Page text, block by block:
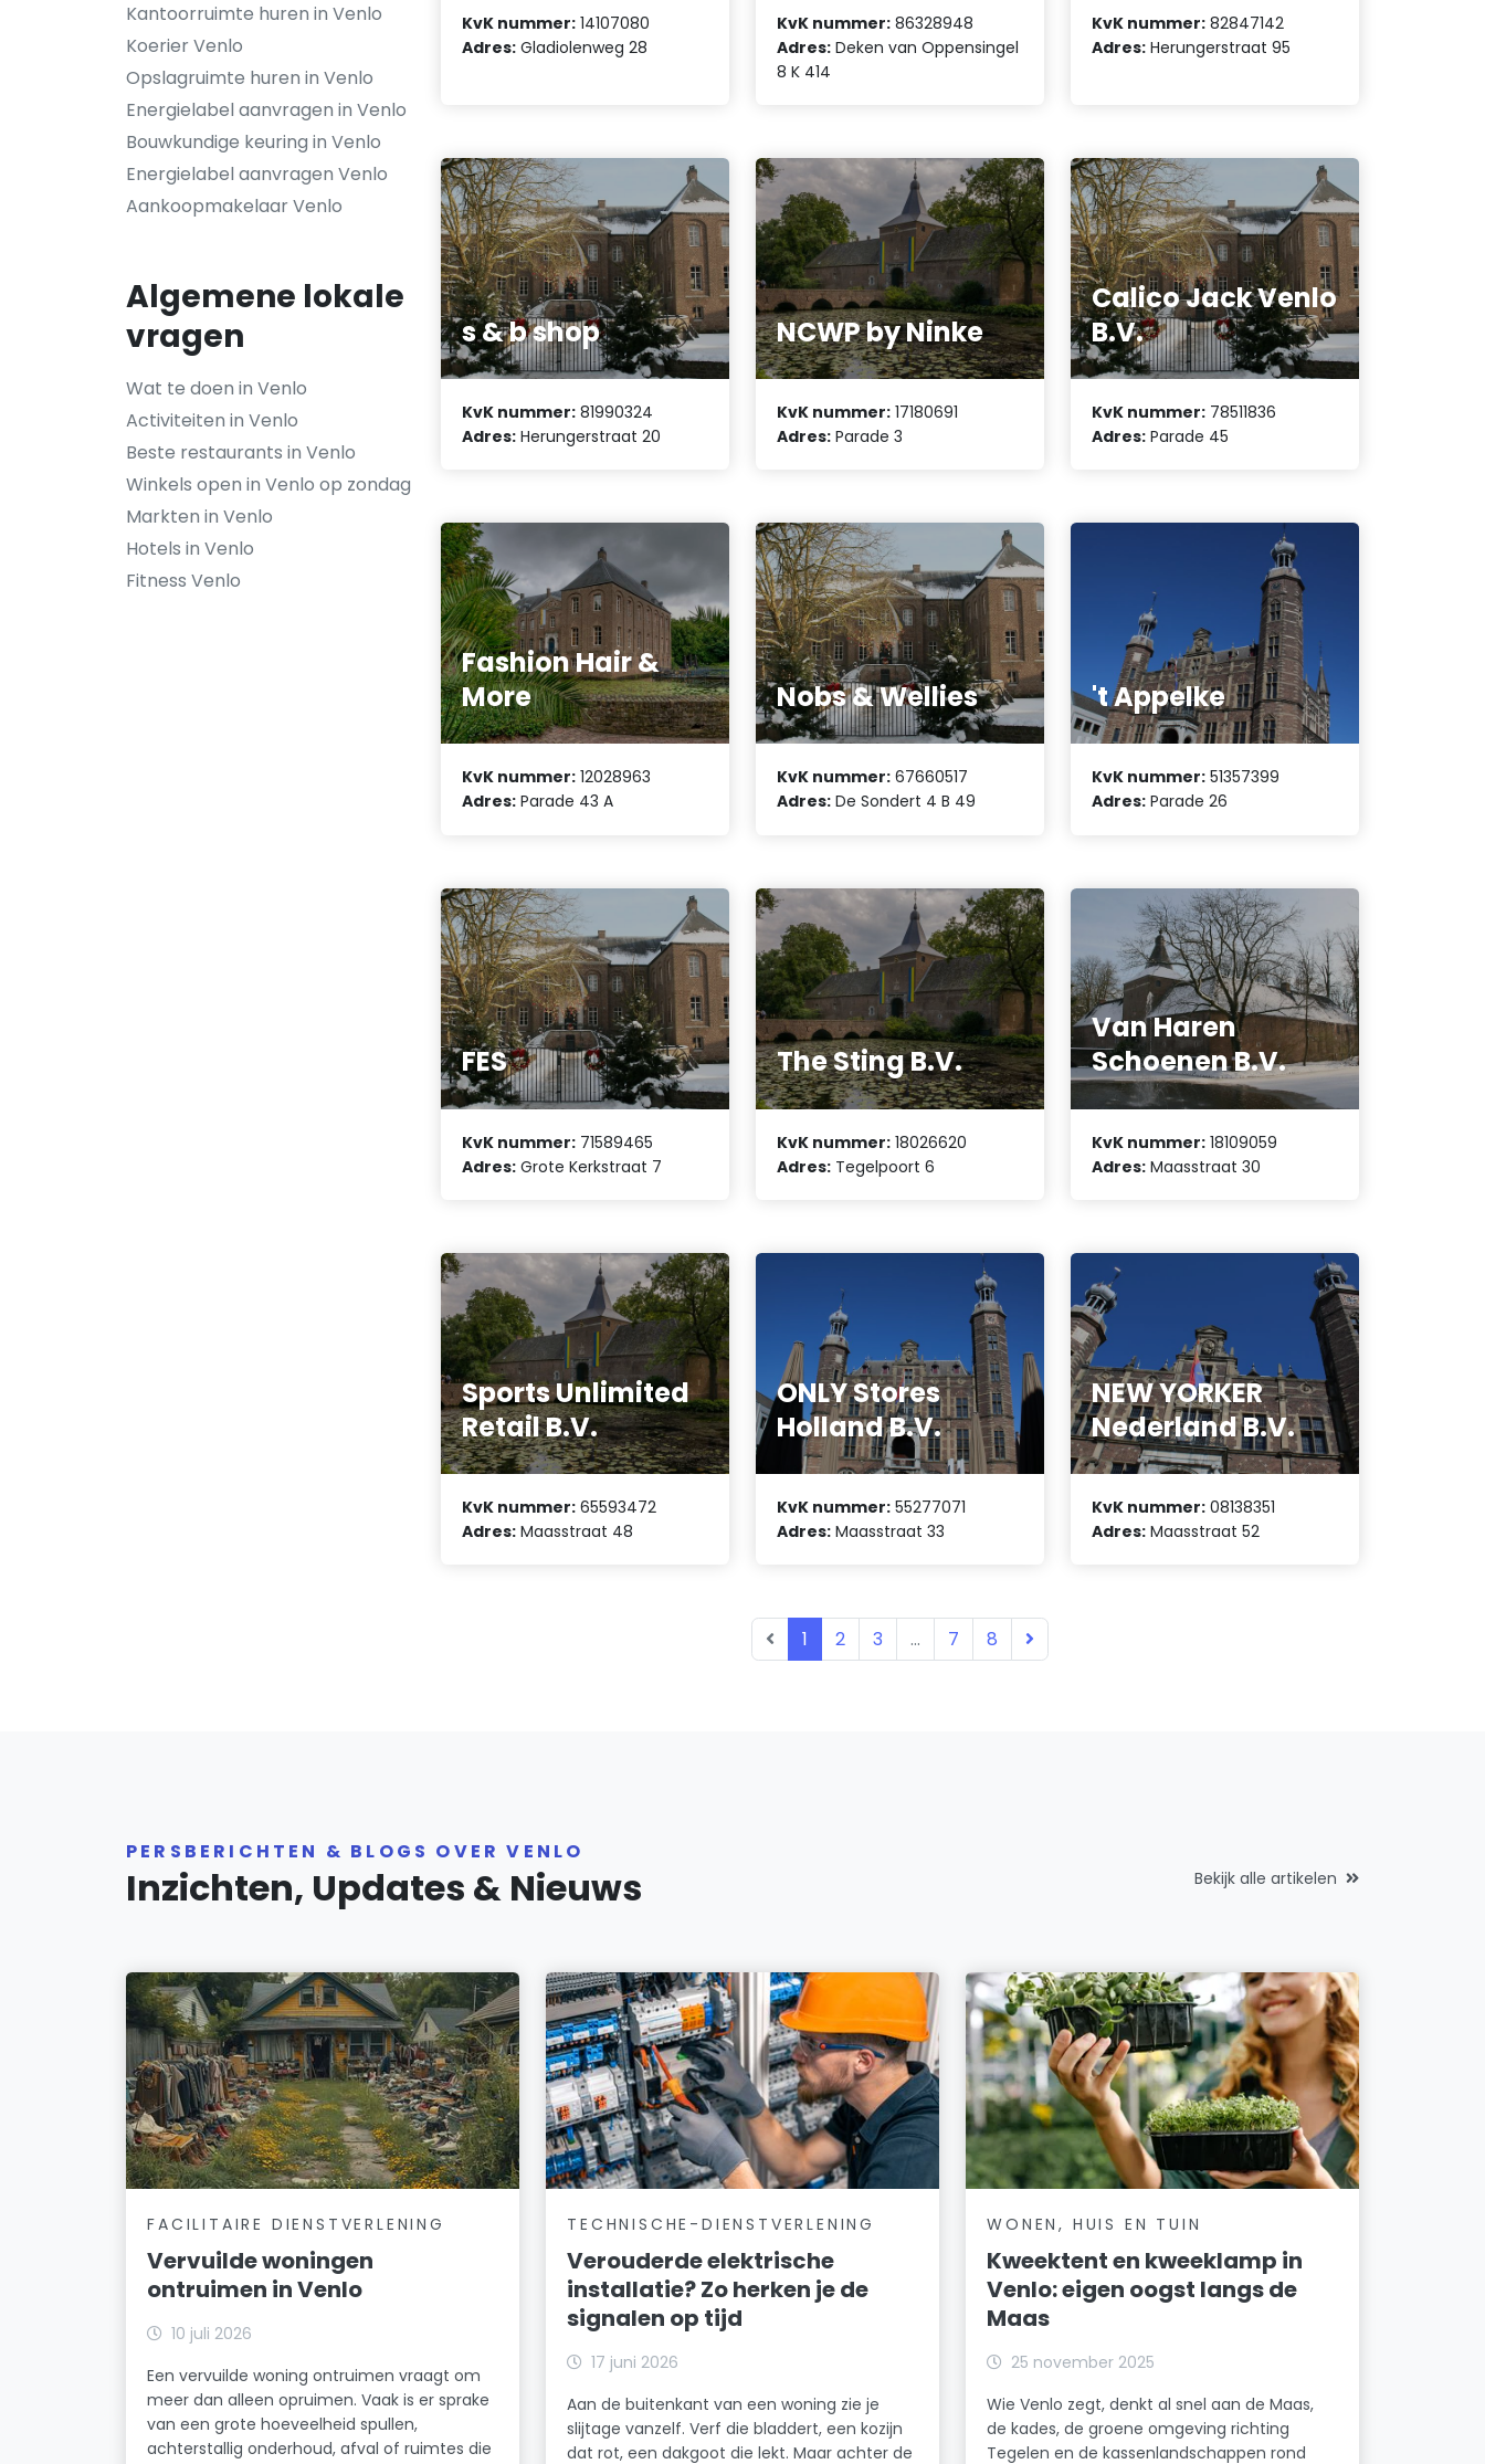
Kantoorruimte huren in Venlo
Koerier Venlo
Opslagruimte huren in Venlo
Energielabel aanvragen in Venlo
Bouwkundige keuring in Venlo
Energielabel aanvragen Venlo
Aankoopmakelaar Venlo
Algemene lokale
vragen
Wat te doen in Venlo
Activiteiten in Venlo
Beste restaurants in Venlo
Winkels open in Venlo op zondag
Markten in Venlo
Hotels in Venlo
Fitness Venlo
KvK nummer: 14107080
Adres: Gladiolenweg 28
KvK nummer: 86328948
Adres: Deken van Oppensingel
8 K 414
KvK nummer: 82847142
Adres: Herungerstraat 95
s & b shop
KvK nummer: 81990324
Adres: Herungerstraat 20
NCWP by Ninke
KvK nummer: 17180691
Adres: Parade 3
Calico Jack Venlo
B.V.
KvK nummer: 78511836
Adres: Parade 45
Fashion Hair &
More
KvK nummer: 12028963
Adres: Parade 43 A
Nobs & Wellies
KvK nummer: 67660517
Adres: De Sondert 4 B 49
't Appelke
KvK nummer: 51357399
Adres: Parade 26
FES
KvK nummer: 71589465
Adres: Grote Kerkstraat 7
The Sting B.V.
KvK nummer: 18026620
Adres: Tegelpoort 6
Van Haren
Schoenen B.V.
KvK nummer: 18109059
Adres: Maasstraat 30
Sports Unlimited
Retail B.V.
KvK nummer: 65593472
Adres: Maasstraat 48
ONLY Stores
Holland B.V.
KvK nummer: 55277071
Adres: Maasstraat 33
NEW YORKER
Nederland B.V.
KvK nummer: 08138351
Adres: Maasstraat 52
1 2 3 ... 7 8
PERSBERICHTEN & BLOGS OVER VENLO
Inzichten, Updates & Nieuws Bekijk alle artikelen
FACILITAIRE DIENSTVERLENING
Vervuilde woningen
ontruimen in Venlo
10 juli 2026
Een vervuilde woning ontruimen vraagt om
meer dan alleen opruimen. Vaak is er sprake
van een grote hoeveelheid spullen,
achterstallig onderhoud, afval of ruimtes die
TECHNISCHE-DIENSTVERLENING
Verouderde elektrische
installatie? Zo herken je de
signalen op tijd
17 juni 2026
Aan de buitenkant van een woning zie je
slijtage vanzelf. Verf die bladdert, een kozijn
dat rot, een dakgoot die lekt. Maar achter de
WONEN, HUIS EN TUIN
Kweektent en kweeklamp in
Venlo: eigen oogst langs de
Maas
25 november 2025
Wie Venlo zegt, denkt al snel aan de Maas,
de kades, de groene omgeving richting
Tegelen en de kassenlandschappen rond